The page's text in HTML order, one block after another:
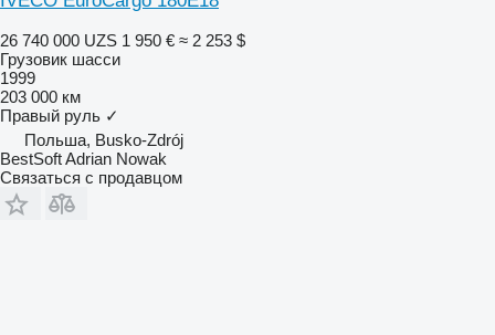
26 740 000 UZS 1 950 € ≈ 2 253 $
Грузовик шасси
1999
203 000 км
Правый руль ✓
Польша, Busko-Zdrój
BestSoft Adrian Nowak
Связаться с продавцом